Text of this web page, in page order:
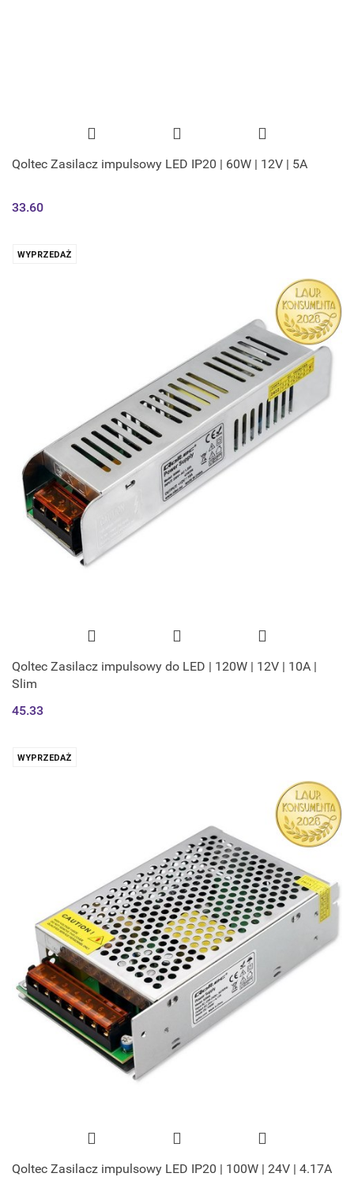
Qoltec Zasilacz impulsowy LED IP20 | 60W | 12V | 5A
33.60
WYPRZEDAŻ
Qoltec Zasilacz impulsowy do LED | 120W | 12V | 10A |
Slim
45.33
WYPRZEDAŻ
Qoltec Zasilacz impulsowy LED IP20 | 100W | 24V | 4.17A